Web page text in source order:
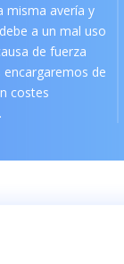
misma avería y
a un mal uso
de fuerza
de
costes